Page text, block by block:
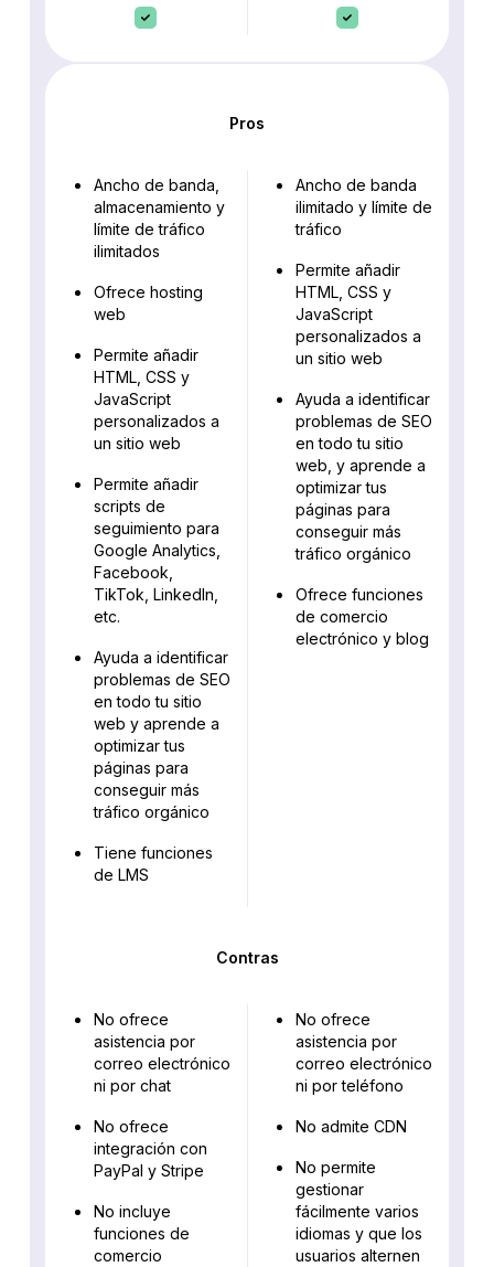
Pros
Ancho de banda,
almacenamiento y
límite de tráfico
ilimitados
Ofrece hosting
web
Permite añadir
HTML, CSS y
JavaScript
personalizados a
un sitio web
Permite añadir
scripts de
seguimiento para
Google Analytics,
Facebook,
TikTok, LinkedIn,
etc.
Ayuda a identificar
problemas de SEO
en todo tu sitio
web y aprende a
optimizar tus
páginas para
conseguir más
tráfico orgánico
Tiene funciones
de LMS
Ancho de banda
ilimitado y límite de
tráfico
Permite añadir
HTML, CSS y
JavaScript
personalizados a
un sitio web
Ayuda a identificar
problemas de SEO
en todo tu sitio
web, y aprende a
optimizar tus
páginas para
conseguir más
tráfico orgánico
Ofrece funciones
de comercio
electrónico y blog
Contras
No ofrece
asistencia por
correo electrónico
ni por chat
No ofrece
integración con
PayPal y Stripe
No incluye
funciones de
comercio
No ofrece
asistencia por
correo electrónico
ni por teléfono
No admite CDN
No permite
gestionar
fácilmente varios
idiomas y que los
usuarios alternen